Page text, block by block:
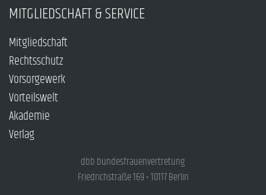
MITGLIEDSCHAFT & SERVICE
Mitgliedschaft
Rechtsschutz
Vorsorgewerk
Vorteilswelt
Akademie
Verlag
dbb bundesfrauenvertretung
Friedrichstraße 169 • 10117 Berlin